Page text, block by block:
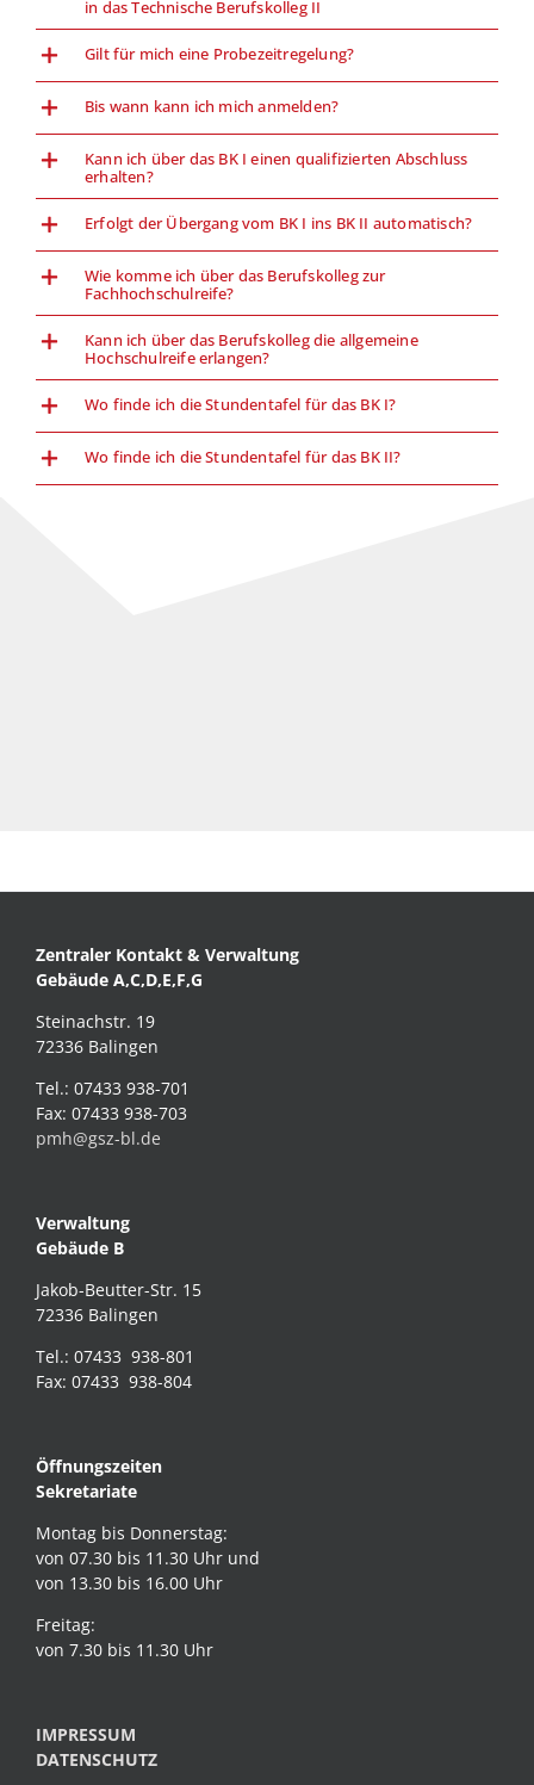
in das Technische Berufskolleg II
Gilt für mich eine Probezeitregelung?
Bis wann kann ich mich anmelden?
Kann ich über das BK I einen qualifizierten Abschluss
erhalten?
Erfolgt der Übergang vom BK I ins BK II automatisch?
Wie komme ich über das Berufskolleg zur
Fachhochschulreife?
Kann ich über das Berufskolleg die allgemeine
Hochschulreife erlangen?
Wo finde ich die Stundentafel für das BK I?
Wo finde ich die Stundentafel für das BK II?
Zentraler Kontakt & Verwaltung
Gebäude A,C,D,E,F,G
Steinachstr. 19
72336 Balingen
Tel.: 07433 938-701
Fax: 07433 938-703
pmh@gsz-bl.de
Verwaltung
Gebäude B
Jakob-Beutter-Str. 15
72336 Balingen
Tel.: 07433 938-801
Fax: 07433 938-804
Öffnungszeiten
Sekretariate
Montag bis Donnerstag:
von 07.30 bis 11.30 Uhr und
von 13.30 bis 16.00 Uhr
Freitag:
von 7.30 bis 11.30 Uhr
IMPRESSUM
DATENSCHUTZ